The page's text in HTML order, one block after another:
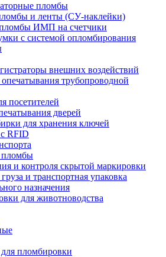
пломбы
и ленты (СУ-наклейки)
ИМП на счетчики
с системой опломбирования
внешних воздействий
трубопроводной
посетителей
дверей
для хранения ключей
RFID
и контроля скрытой маркировки
и транспортная упаковка
назначения
для животноводства
пломбировки